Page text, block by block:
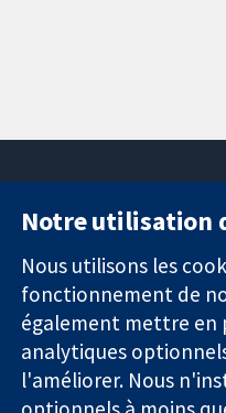
Des données
probantes.
Des décisions
éclairées.
Une meilleure
santé.
11-13
Notre utilisation
Nous utilisons les
fonctionnement de
également mettre en
analytiques
l'améliorer. Nous